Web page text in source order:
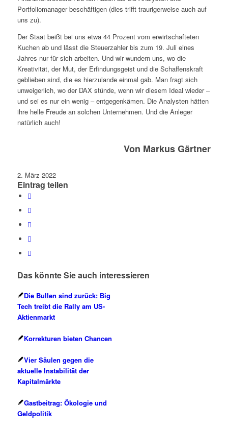
Portfoliomanager beschäftigen (dies trifft traurigerweise auch auf
uns zu).
Der Staat beißt bei uns etwa 44 Prozent vom erwirtschafteten
Kuchen ab und lässt die Steuerzahler bis zum 19. Juli eines
Jahres nur für sich arbeiten. Und wir wundern uns, wo die
Kreativität, der Mut, der Erfindungsgeist und die Schaffenskraft
geblieben sind, die es hierzulande einmal gab. Man fragt sich
unweigerlich, wo der DAX stünde, wenn wir diesem Ideal wieder –
und sei es nur ein wenig – entgegenkämen. Die Analysten hätten
ihre helle Freude an solchen Unternehmen. Und die Anleger
natürlich auch!
Von Markus Gärtner
2. März 2022
Eintrag teilen
Das könnte Sie auch interessieren
Die Bullen sind zurück: Big
Tech treibt die Rally am US-
Aktienmarkt
Korrekturen bieten Chancen
Vier Säulen gegen die
aktuelle Instabilität der
Kapitalmärkte
Gastbeitrag: Ökologie und
Geldpolitik